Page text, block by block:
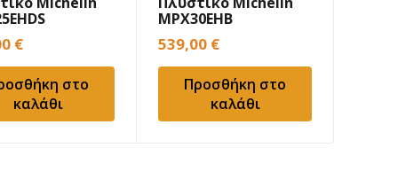
€
στο
καλάθι
MPX30EHB
539,00 €
Προσθήκη στο
καλάθι